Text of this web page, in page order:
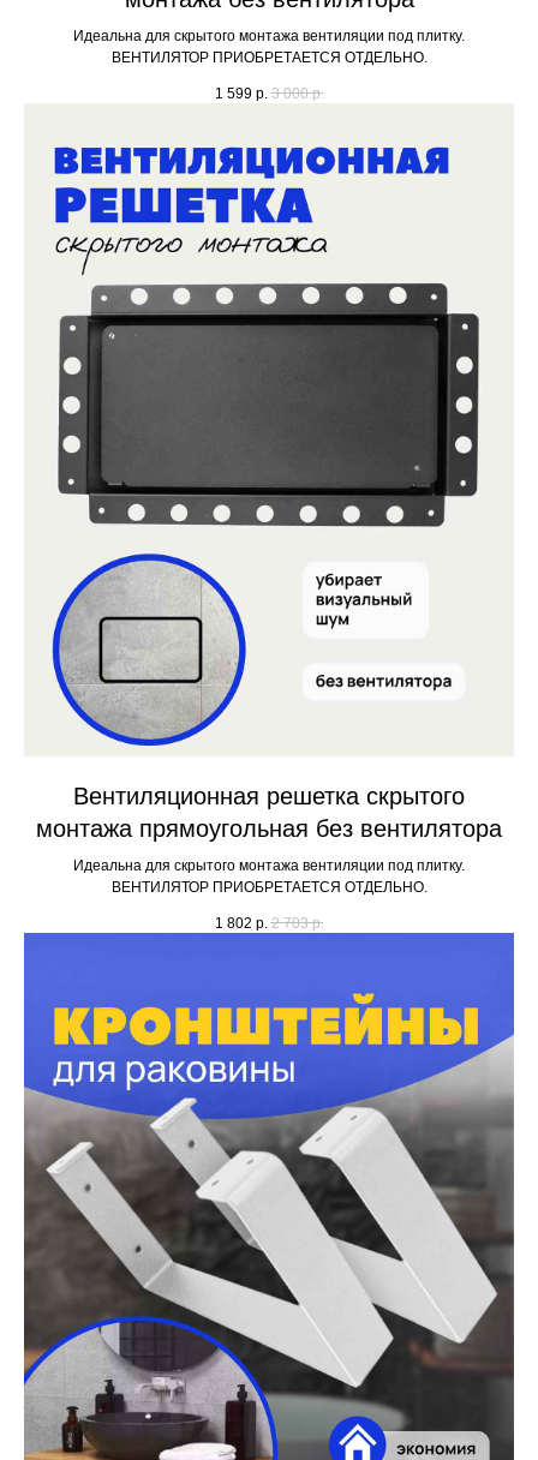
Идеальна для скрытого монтажа вентиляции под плитку.
ВЕНТИЛЯТОР ПРИОБРЕТАЕТСЯ ОТДЕЛЬНО.
1 599 р. 3 000 р.
Вентиляционная решетка скрытого
монтажа прямоугольная без вентилятора
Идеальна для скрытого монтажа вентиляции под плитку.
ВЕНТИЛЯТОР ПРИОБРЕТАЕТСЯ ОТДЕЛЬНО.
1 802 р. 2 703 р.